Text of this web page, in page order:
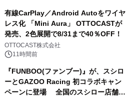
有線CarPlay／Android Autoをワイヤ
レス化 「Mini Aura」 OTTOCASTが
発売、2色展開で8/31まで40％OFF！
OTTOCAST株式会社
11時間前
『FUNBOO(ファンブー)』が、スシロ
ーとGAZOO Racing 初コラボキャン
ペーンに登場 全国のスシロー店舗で